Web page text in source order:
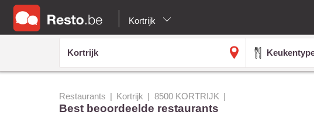
Kortrijk
Restaurants Kortrijk 8500 KORTRIJK
Best beoordeelde restaurants